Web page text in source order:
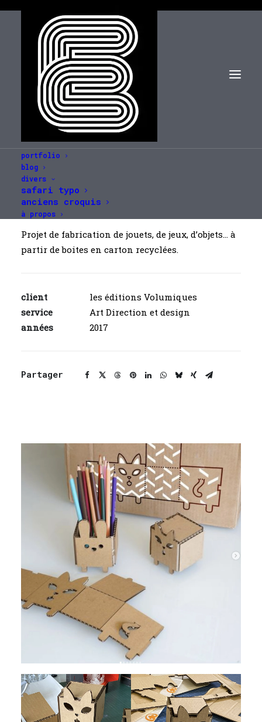
portfolio
blog
divers
safari typo
anciens croquis
à propos
jouets de carton
Projet de fabrication de jouets, de jeux, d’objets… à
partir de boites en carton recyclées.
client
les éditions Volumiques
service
Art Direction et design
années
2017
Partager